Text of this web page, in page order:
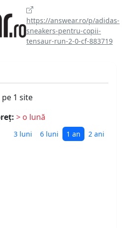
https://answear.ro/p/adidas-
sneakers-pentru-copii-
tensaur-run-2-0-cf-883719
1 site
> o lună
3 luni 6 luni 1 an 2 ani